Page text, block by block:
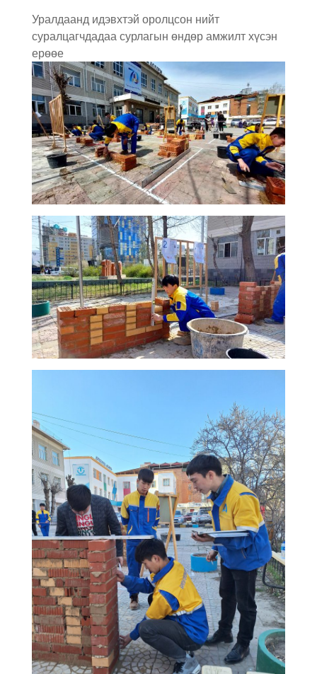
Уралдаанд идэвхтэй оролцсон нийт
суралцагчдадаа сурлагын өндөр амжилт хүсэн
ерөөе